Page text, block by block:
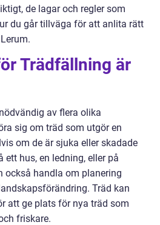
de lagar och regler som
du går tillväga för att anlita rätt
Trädfällning är
av flera olika
sig om träd som utgör en
om de är sjuka eller skadade
hus, en ledning, eller på
också handla om planering
Träd kan
att ge plats för nya träd som
friskare.